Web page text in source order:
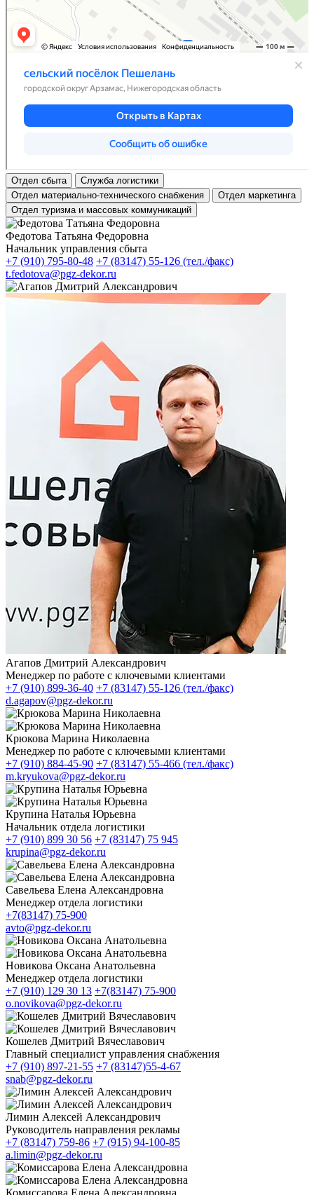
Отдел сбыта
Служба логистики
Отдел материально-технического снабжения
Отдел маркетинга
Отдел туризма и массовых коммуникаций
Федотова Татьяна Федоровна
Начальник управления сбыта
+7 (910) 795-80-48 +7 (83147) 55-126 (тел./факс)
t.fedotova@pgz-dekor.ru
Агапов Дмитрий Александрович
Менеджер по работе с ключевыми клиентами
+7 (910) 899-36-40 +7 (83147) 55-126 (тел./факс)
d.agapov@pgz-dekor.ru
Крюкова Марина Николаевна
Менеджер по работе с ключевыми клиентами
+7 (910) 884-45-90 +7 (83147) 55-466 (тел./факс)
m.kryukova@pgz-dekor.ru
Крупина Наталья Юрьевна
Начальник отдела логистики
+7 (910) 899 30 56 +7 (83147) 75 945
krupina@pgz-dekor.ru
Савельева Елена Александровна
Менеджер отдела логистики
+7(83147) 75-900
avto@pgz-dekor.ru
Новикова Оксана Анатольевна
Менеджер отдела логистики
+7 (910) 129 30 13 +7(83147) 75-900
o.novikova@pgz-dekor.ru
Кошелев Дмитрий Вячеславович
Главный специалист управления снабжения
+7 (910) 897-21-55 +7 (83147)55-4-67
snab@pgz-dekor.ru
Лимин Алексей Александрович
Руководитель направления рекламы
+7 (83147) 759-86 +7 (915) 94-100-85
a.limin@pgz-dekor.ru
Комиссарова Елена Александровна